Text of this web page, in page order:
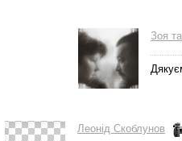
Зоя
Леонід Скоблунов